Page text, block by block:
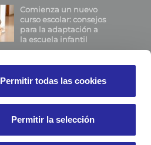
Permitir todas las cookies
Permitir la selección
Comienza un nuevo
curso escolar: consejos
para la adaptación a
la escuela infantil